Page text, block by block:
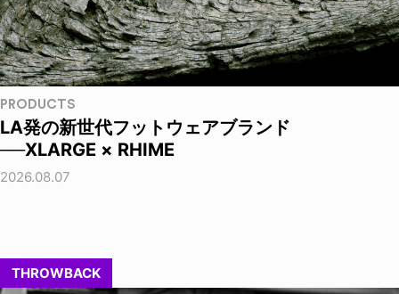
PRODUCTS
LA発の新世代フットウェアブランド
──XLARGE × RHIME
2026.08.07
THROWBACK